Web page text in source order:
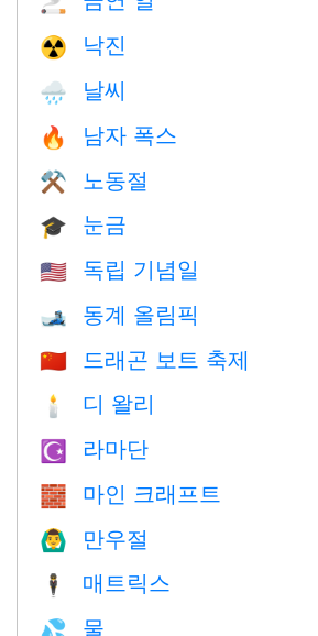
☢️ 낙진
🌧 날씨
🔥 남자 폭스
⚒️ 노동절
🎓 눈금
🇺🇸 독립 기념일
🎿 동계 올림픽
🇨🇳 드래곤 보트 축제
🕯 디 왈리
☪️ 라마단
🧱 마인 크래프트
🙆‍♂️ 만우절
🕴️ 매트릭스
💦 물